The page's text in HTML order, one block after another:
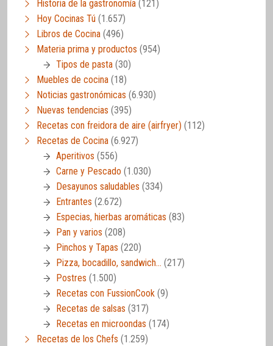
Historia de la gastronomía (121)
Hoy Cocinas Tú (1.657)
Libros de Cocina (496)
Materia prima y productos (954)
Tipos de pasta (30)
Muebles de cocina (18)
Noticias gastronómicas (6.930)
Nuevas tendencias (395)
Recetas con freidora de aire (airfryer) (112)
Recetas de Cocina (6.927)
Aperitivos (556)
Carne y Pescado (1.030)
Desayunos saludables (334)
Entrantes (2.672)
Especias, hierbas aromáticas (83)
Pan y varios (208)
Pinchos y Tapas (220)
Pizza, bocadillo, sandwich… (217)
Postres (1.500)
Recetas con FussionCook (9)
Recetas de salsas (317)
Recetas en microondas (174)
Recetas de los Chefs (1.259)